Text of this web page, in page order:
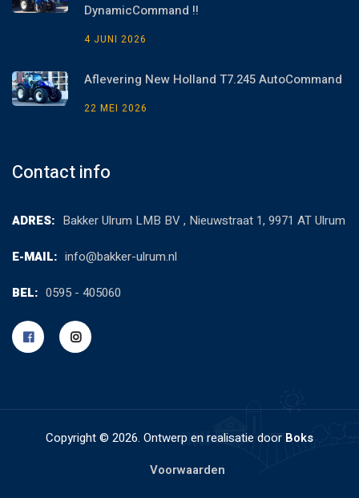
DynamicCommand !!
4 JUNI 2026
Aflevering New Holland T7.245 AutoCommand
22 MEI 2026
Contact info
ADRES: Bakker Ulrum LMB BV , Nieuwstraat 1, 9971 AT Ulrum
E-MAIL: info@bakker-ulrum.nl
BEL: 0595 - 405060
Copyright © 2026. Ontwerp en realisatie door Boks
Voorwaarden